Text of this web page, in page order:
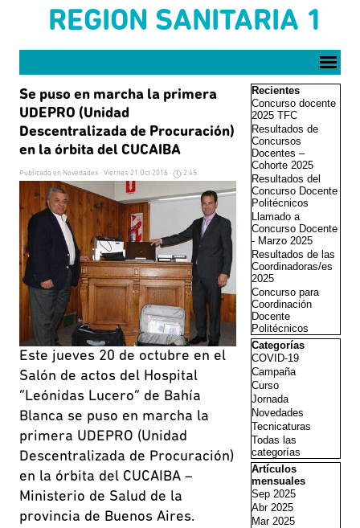
Vaya al Contenido
REGION SANITARIA 1
Se puso en marcha la primera
UDEPRO (Unidad
Descentralizada de Procuración)
en la órbita del CUCAIBA
Publicado en Novedades · Viernes 21 Oct 2016 · 2:45
Este jueves 20 de octubre en el
Salón de actos del Hospital
“Leónidas Lucero” de Bahía
Blanca se puso en marcha la
primera UDEPRO (Unidad
Descentralizada de Procuración)
en la órbita del CUCAIBA –
Ministerio de Salud de la
provincia de Buenos Aires.
Saltar el bloque
Recientes
Concurso docente
2025 TFC
Resultados de
Concursos
Docentes –
Cohorte 2025
Resultados del
Concurso Docente
Politécnicos
Llamado a
Concurso Docente
- Marzo 2025
Resultados de las
Coordinadoras/es
2025
Concurso para
Coordinación
Docente
Politécnicos
Saltar el bloque
Categorías
COVID-19
Campaña
Curso
Jornada
Novedades
Tecnicaturas
Todas las
categorías
Saltar el bloque
Artículos
mensuales
Sep 2025
Abr 2025
Mar 2025